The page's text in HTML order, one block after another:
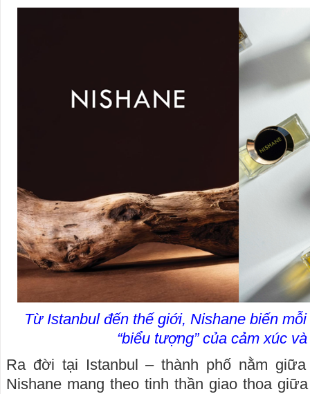
Từ Istanbul đến thế giới, Nishane biến
“biểu tượng” của cảm xúc
Ra đời tại Istanbul – thành phố nằm
Nishane mang theo tinh thần giao thoa